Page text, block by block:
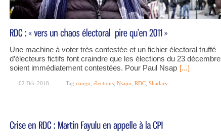
Une machine à voter très contestée et un fichier électoral truffé
d’électeurs fictifs font craindre que les élections du 23 décembre
soient immédiatement contestées. Pour Paul Nsap [...]
02 Déc 2018 Tag congo élections Nsapu RDC Shadary